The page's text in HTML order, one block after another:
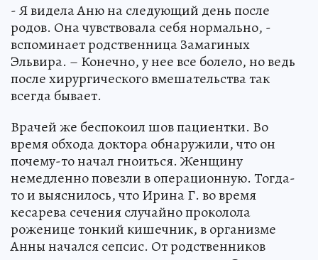
- Я видела Аню на следующий день после
родов. Она чувствовала себя нормально, -
вспоминает родственница Замагиных
Эльвира. – Конечно, у нее все болело, но ведь
после хирургического вмешательства так
всегда бывает.
Врачей же беспокоил шов пациентки. Во
время обхода доктора обнаружили, что он
почему-то начал гноиться. Женщину
немедленно повезли в операционную. Тогда-
то и выяснилось, что Ирина Г. во время
кесарева сечения случайно проколола
роженице тонкий кишечник, в организме
Анны начался сепсис. От родственников